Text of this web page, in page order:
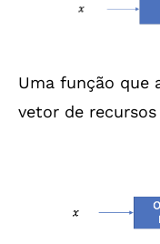
Uma função que
vetor de